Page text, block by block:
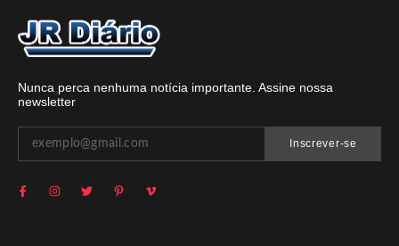
Nunca perca nenhuma notícia importante. Assine nossa
newsletter
Inscrever-se